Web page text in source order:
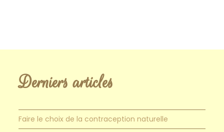
Derniers articles
Faire le choix de la contraception naturelle